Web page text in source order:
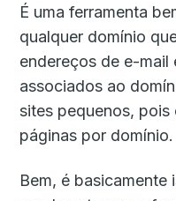
É uma ferramenta
qualquer domínio
endereços de e-mail
associados ao
sites pequenos, pois
páginas por domínio.
Bem, é basicamente